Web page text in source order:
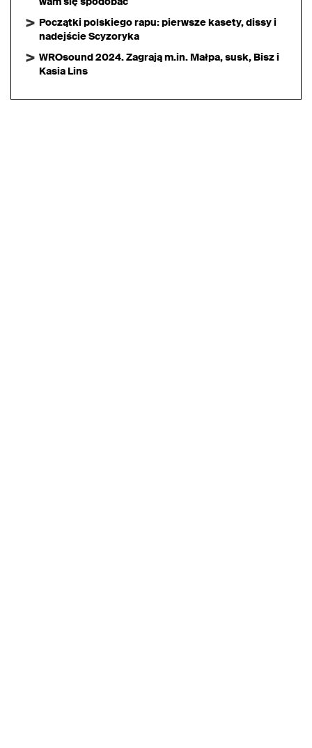
Początki polskiego rapu: pierwsze kasety, dissy i
nadejście Scyzoryka
WROsound 2024. Zagrają m.in. Małpa, susk, Bisz i
Kasia Lins